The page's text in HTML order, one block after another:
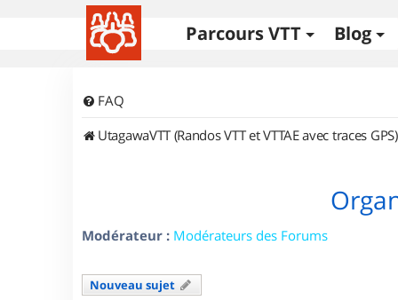
Parcours VTT Blog
FAQ
UtagawaVTT (Randos VTT et VTTAE avec traces GPS)
Modérateur : Modérateurs des Forums
Nouveau sujet